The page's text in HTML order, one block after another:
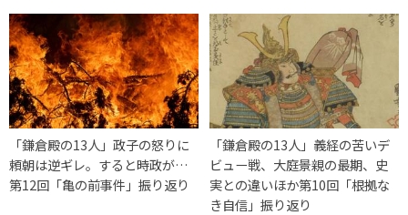
「鎌倉殿の13人」政子の怒りに
頼朝は逆ギレ。すると時政が…
第12回「亀の前事件」振り返り
「鎌倉殿の13人」義経の苦いデ
ビュー戦、大庭景親の最期、史
実との違いほか第10回「根拠な
き自信」振り返り